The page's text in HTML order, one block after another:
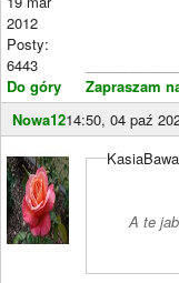
2012
Posty:
6443
Do góry
Zapraszam
Nowa1214:50, 04 paź
A te